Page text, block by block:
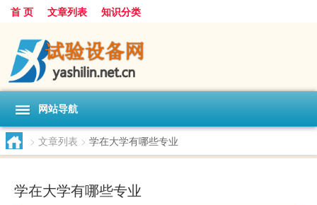
首 页 文章列表 知识分类
网站导航
> 文章列表 > 学在大学有哪些专业
学在大学有哪些专业